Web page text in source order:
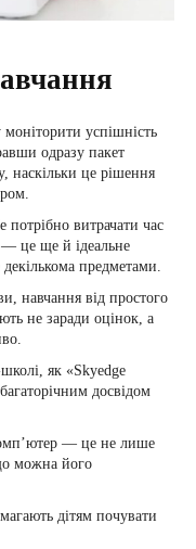
успішність
одразу пакет
наскільки це рішення
потрібно витрачати час
це ще й ідеальне
предметами.
навчання від простого
не заради оцінок, а
як «Skyedge
досвідом
— це не лише
можна його
дітям почувати